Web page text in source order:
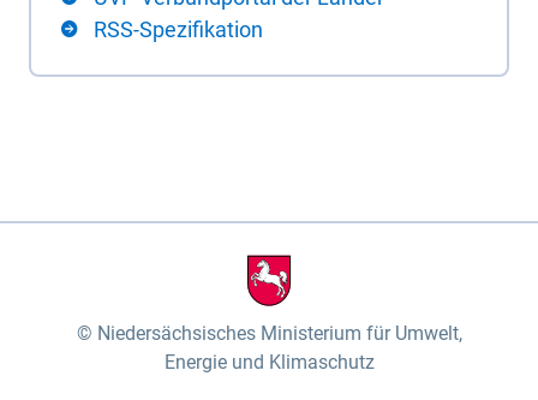
RSS-Spezifikation
Niedersächsisches Ministerium für Umwelt,
Energie und Klimaschutz